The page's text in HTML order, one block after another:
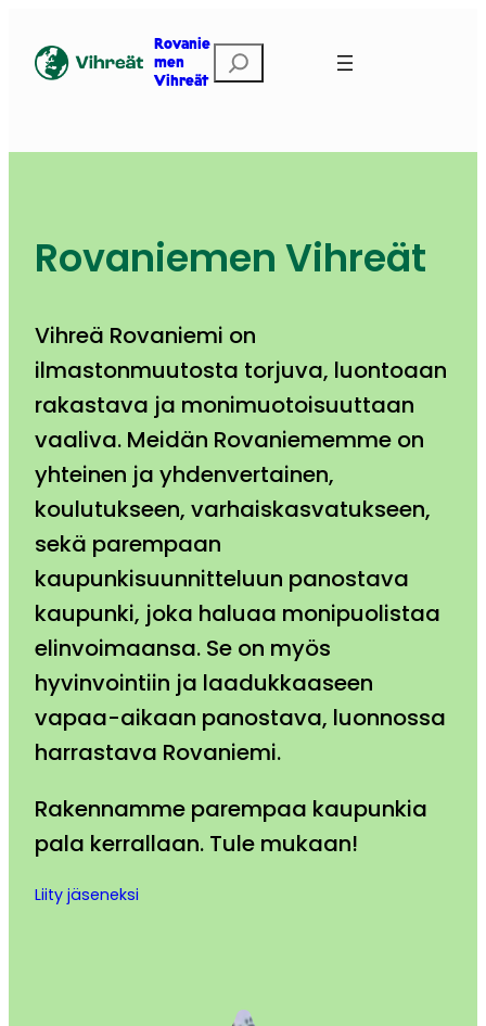
sisältöön
Rovanie
men
Vihreät
Etsi
Rovaniemen Vihreät
Vihreä Rovaniemi on
ilmastonmuutosta torjuva, luontoaan
rakastava ja monimuotoisuuttaan
vaaliva. Meidän Rovaniememme on
yhteinen ja yhdenvertainen,
koulutukseen, varhaiskasvatukseen,
sekä parempaan
kaupunkisuunnitteluun panostava
kaupunki, joka haluaa monipuolistaa
elinvoimaansa. Se on myös
hyvinvointiin ja laadukkaaseen
vapaa-aikaan panostava, luonnossa
harrastava Rovaniemi.
Rakennamme parempaa kaupunkia
pala kerrallaan. Tule mukaan!
Liity jäseneksi